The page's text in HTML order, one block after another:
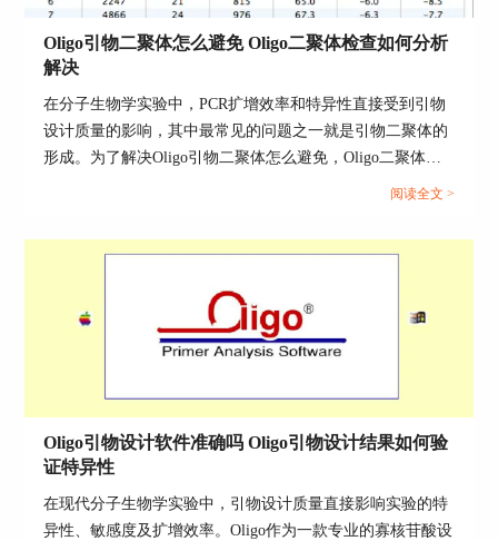
这时就需要调整。Oligo软件提供了好几种方法来
帮助我们调整，引物的设计就能更精准，PCR实验
也能更加顺利。
1. 调整引物的长度
引物的长度和Tm值是直接相关的，一般来说，引
物越长，Tm值越高。因为长的引物可以和目标
DNA结合得更牢固。如果你发现Tm值太低，试试
高。不过，也不要加得太长，避免引物自退火的问
2. 调整GC含量
GC含量高，Tm值自然也会高。因为GC之间有三个
适当增加一些GC来提升Tm值。通常，GC含量最好
控制在40%到60%之间，这样稳定性最好。
3. 修改引物序列
如果调整长度和GC含量之后，Tm值还是不对，那
就可以试着修改引物的序列，尤其是3'端的设计。
Oligo引物二聚体怎么避免 Oligo二聚体检查如何分析
解决
在分子生物学实验中，PCR扩增效率和特异性直接受到引物
设计质量的影响，其中最常见的问题之一就是引物二聚体的
形成。为了解决Oligo引物二聚体怎么避免，Oligo二聚体检
查如何分析解决这一关键性问题，本文将系统解析Oligo软件
体操作流程与实用技巧，帮助科研人员高效规避该类设计隐
阅读全文 >
Oligo引物设计软件准确吗 Oligo引物设计结果如何验
证特异性
在现代分子生物学实验中，引物设计质量直接影响实验的特
异性、敏感度及扩增效率。Oligo作为一款专业的寡核苷酸设